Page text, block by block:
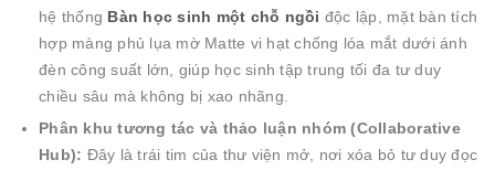
hệ thống Bàn học sinh một chỗ ngồi độc lập, mặt bàn tích
hợp màng phủ lụa mờ Matte vi hạt chống lóa mắt dưới ánh
đèn công suất lớn, giúp học sinh tập trung tối đa tư duy
chiều sâu mà không bị xao nhãng.
Phân khu tương tác và thảo luận nhóm (Collaborative
Hub): Đây là trái tim của thư viện mở, nơi xóa bỏ tư duy đọc